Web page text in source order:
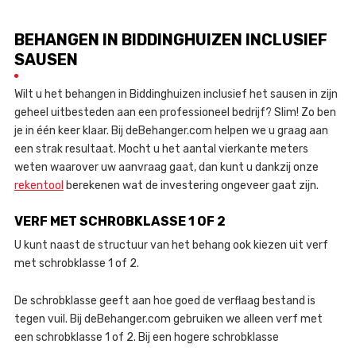
BEHANGEN IN BIDDINGHUIZEN INCLUSIEF
SAUSEN
Wilt u het behangen in Biddinghuizen inclusief het sausen in zijn
geheel uitbesteden aan een professioneel bedrijf? Slim! Zo ben
je in één keer klaar. Bij deBehanger.com helpen we u graag aan
een strak resultaat. Mocht u het aantal vierkante meters
weten waarover uw aanvraag gaat, dan kunt u dankzij onze
rekentool berekenen wat de investering ongeveer gaat zijn.
VERF MET SCHROBKLASSE 1 OF 2
U kunt naast de structuur van het behang ook kiezen uit verf
met schrobklasse 1 of 2.
De schrobklasse geeft aan hoe goed de verflaag bestand is
tegen vuil. Bij deBehanger.com gebruiken we alleen verf met
een schrobklasse 1 of 2. Bij een hogere schrobklasse